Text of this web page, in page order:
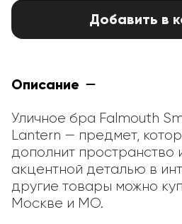
Добавить в
Описание
Уличное бра Falmouth
Lantern — предмет,
дополнит пространство
акцентной деталью в
другие товары можно
Москве и МО.